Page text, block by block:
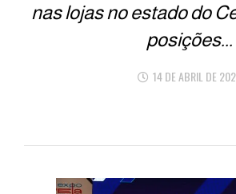
nas lojas no estado do
posições...
14 DE ABRIL DE